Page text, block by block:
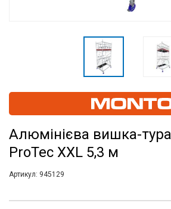
Алюмінієва вишка-тура
ProTec XXL 5,3 м
Артикул: 945129